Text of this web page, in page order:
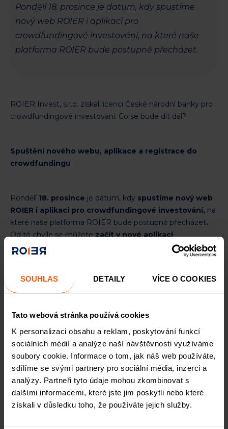
SOUHLAS DETAILY VÍCE O COOKIES
Tato webová stránka používá cookies
K personalizaci obsahu a reklam, poskytování funkcí
sociálních médií a analýze naší návštěvnosti využíváme
soubory cookie. Informace o tom, jak náš web používáte,
sdílíme se svými partnery pro sociální média, inzerci a
analýzy. Partneři tyto údaje mohou zkombinovat s
dalšími informacemi, které jste jim poskytli nebo které
získali v důsledku toho, že používáte jejich služby.
Pondělí 18. prosince je datum, kdy spustíme
nový web ROIER i aplikaci pro
crowdfundingové investování, na které naše
platforma ROIER bude postupně přecházet.
ROIER Invest, s.r.o. získal licenci České národní banky pro
crowdfundingové investování. Co se bude dít dál?
Spuštění nového webu, aplikace a registrace do
crowdfundingu
Pondělí 18. prosince je datum, kdy spustíme nový web
ROIER i aplikaci pro crowdfundingové investování, na
které naše platforma ROIER bude postupně přecházet.
Od té chvíle se můžetezačít v nové aplikaci
registrovat.
V první fázi bude k dispozici tzv. manuální
registrace, u které je potřeba vyplnit všechny potřebné
registrovat se
bankovní identitou,
což celý registrační
proces výrazně urychlí.
I z nového webu se po 18. prosinci nadále budete moci
investice.
Registrace nových klientů už ale bude
možná jen v nové aplikaci.
Nové funkce a služby